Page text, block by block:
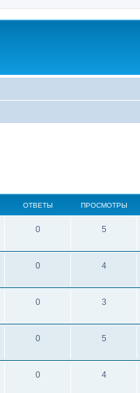
ОТВЕТЫ ПРОСМОТРЫ
0 5
0 4
0 3
0 5
0 4